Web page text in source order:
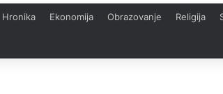
Hronika Ekonomija Obrazovanje Religija